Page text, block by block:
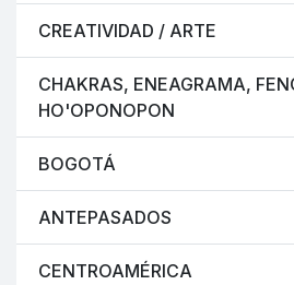
CREATIVIDAD / ARTE
CHAKRAS, ENEAGRAMA,
HO'OPONOPON
BOGOTÁ
ANTEPASADOS
CENTROAMÉRICA